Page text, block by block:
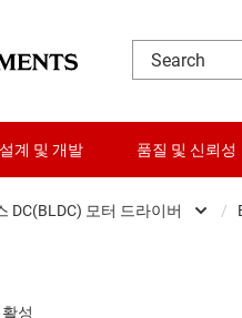
설계 및 개발 품질 및 신뢰성
DC(BLDC) 모터 드라이버 /